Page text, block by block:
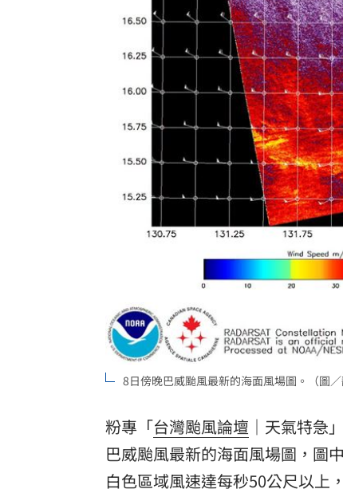
8日傍晚巴威颱風最新的海面風場圖。（圖
粉專「台灣颱風論壇 ｜天氣特急
巴威颱風最新的海面風場圖，圖
白色區域風速達每秒50公尺以上